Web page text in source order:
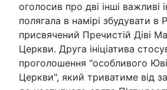
оголосив про дві інші важливі
полягала в намірі збудувати в
присвячений Пречистій Діві
Церкви. Друга ініціатива
проголошення "особливого
Церкви", який триватиме від